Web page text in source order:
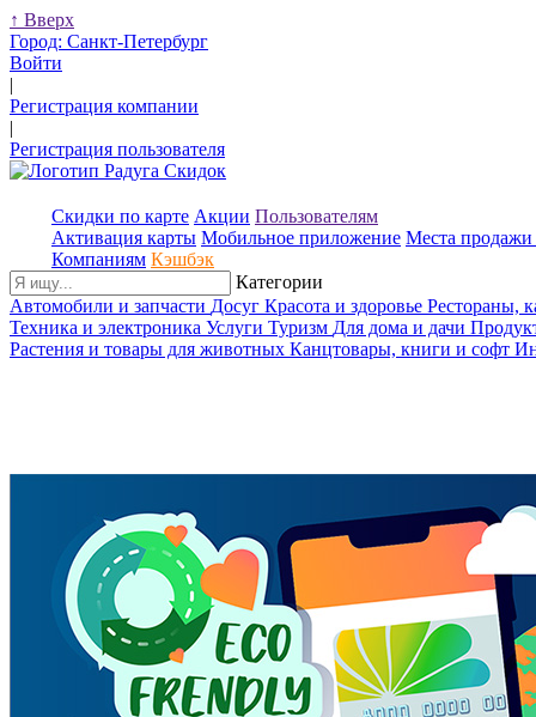
↑ Вверх
Город: Санкт-Петербург
Войти
|
Регистрация компании
|
Регистрация пользователя
Скидки по карте Акции Пользователям
Активация карты Мобильное приложение Места продажи
Компаниям Кэшбэк
Категории
Автомобили и запчасти Досуг Красота и здоровье Рестораны,
Техника и электроника Услуги Туризм Для дома и дачи
Растения и товары для животных Канцтовары, книги и софт